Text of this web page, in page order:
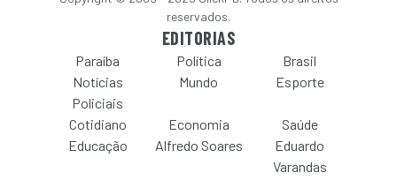
reservados.
EDITORIAS
Paraíba Política
Brasil
Notícias
Policiais
Mundo Esporte
Cotidiano Economia
Saúde
Educação
Alfredo Soares
Eduardo
Varandas